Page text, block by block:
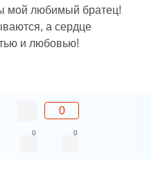
мой любимый братец!
а сердце
и любовью!
0
0 0